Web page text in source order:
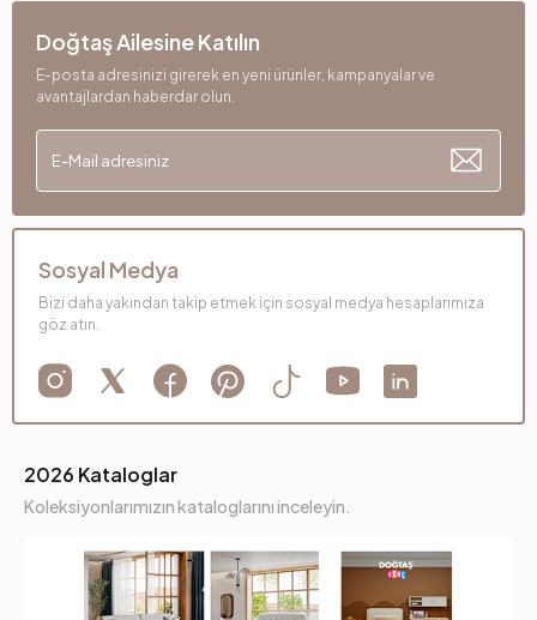
2026 Kataloglar
Koleksiyonlarımızın kataloglarını inceleyin.
Doğtaş Ailesine Katılın
E-posta adresinizi girerek en yeni ürünler, kampanyalar ve
avantajlardan haberdar olun.
Sosyal Medya
Bizi daha yakından takip etmek için sosyal medya hesaplarımıza
göz atın.